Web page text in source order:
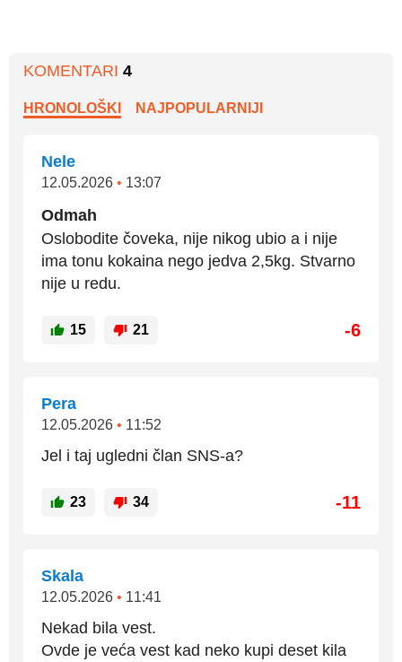
KOMENTARI 4
HRONOLOŠKI NAJPOPULARNIJI
Nele
12.05.2026 • 13:07
Odmah
Oslobodite čoveka, nije nikog ubio a i nije
ima tonu kokaina nego jedva 2,5kg. Stvarno
nije u redu.
15 21 -6
Pera
12.05.2026 • 11:52
Jel i taj ugledni član SNS-a?
23 34 -11
Skala
12.05.2026 • 11:41
Nekad bila vest.
Ovde je veća vest kad neko kupi deset kila